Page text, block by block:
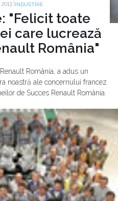
| INDUSTRIE
"Felicit toate
care lucrează
România"
România, a adus un
noastră ale concernului francez
de Succes Renault România.